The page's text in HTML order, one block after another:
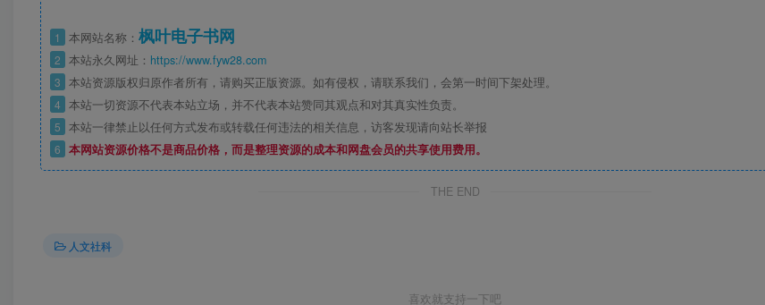
1 本网站名称： 枫叶电子书网
2 本站永久网址： https://www.fyw28.com
3 本站资源版权归原作者所有，请购买正版资源。如有侵权，请联系我们，会第一时间下架处理。
4 本站一切资源不代表本站立场，并不代表本站赞同其观点和对其真实性负责。
5 本站一律禁止以任何方式发布或转载任何违法的相关信息，访客发现请向站长举报
6 本网站资源价格不是商品价格，而是整理资源的成本和网盘会员的共享使用费用。
THE END
人文社科
喜欢就支持一下吧